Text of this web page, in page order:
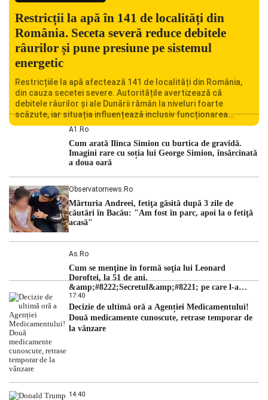
Restricții la apă în 141 de localități din
România. Seceta severă reduce debitele
râurilor și pune presiune pe sistemul
energetic
Restricțiile la apă afectează 141 de localități din România,
din cauza secetei severe. Autoritățile avertizează că
debitele râurilor și ale Dunării rămân la niveluri foarte
scăzute, iar situația influențează inclusiv funcționarea
Centralei Nucleare de la Cernavodă. România se confruntă
hidrologic din ultimii ani. Lipsa […]
A1.ro
Cum arată Ilinca Simion cu burtica de gravidă.
Imagini rare cu soția lui George Simion, însărcinată
a doua oară
Observatornews.ro
Mărturia Andreei, fetiţa găsită după 3 zile de
căutări în Bacău: "Am fost în parc, apoi la o fetiţă
acasă"
As.ro
Cum se menţine în formă soţia lui Leonard
Doroftei, la 51 de ani.
&amp;#8222;Secretul&amp;#8221; pe care l-a
dezvăluit
17:40
Decizie de ultimă oră a Agenției Medicamentului!
Două medicamente cunoscute, retrase temporar de
la vânzare
14:40